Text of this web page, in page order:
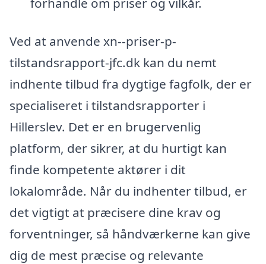
Ved at anvende xn--priser-p-
tilstandsrapport-jfc.dk kan du nemt
indhente tilbud fra dygtige fagfolk, der er
specialiseret i tilstandsrapporter i
Hillerslev. Det er en brugervenlig
platform, der sikrer, at du hurtigt kan
finde kompetente aktører i dit
lokalområde. Når du indhenter tilbud, er
det vigtigt at præcisere dine krav og
forventninger, så håndværkerne kan give
dig de mest præcise og relevante